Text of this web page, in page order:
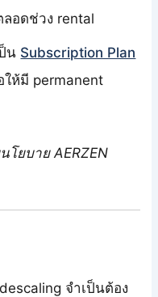
อดช่วง rental
น Subscription Plan
ให้มี permanent
ยบาย AERZEN
จำเป็นต้อง